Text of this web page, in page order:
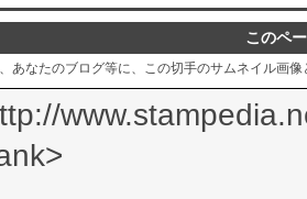
このペ
あなたのブログ等に、この切手のサムネイル画